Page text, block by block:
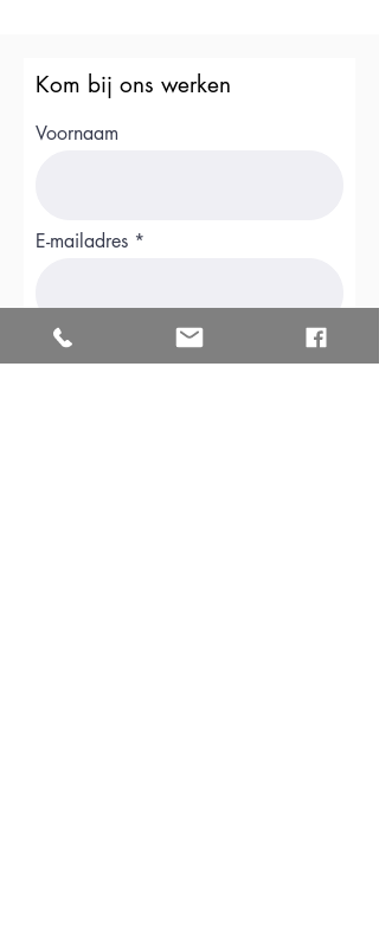
Kom bij ons werken
Voornaam
E-mailadres
CV uploaden